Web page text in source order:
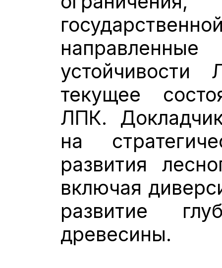
текущее
ЛПК.
на
развития
включая
развитие
древесины.